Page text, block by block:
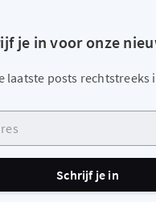
je in voor onze
laatste posts rechtstreeks
Schrijf je in